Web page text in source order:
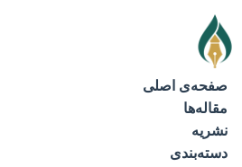
صفحه‌ی اصلی
مقاله‌ها
نشریه
دسته‌بندی